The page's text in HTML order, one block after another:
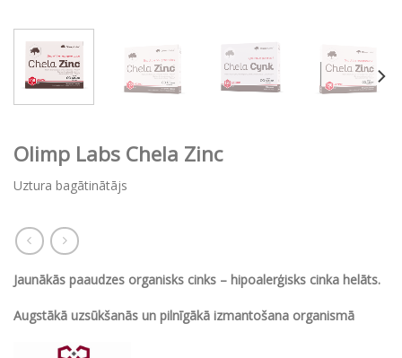
Olimp Labs Chela Zinc
Uztura bagātinātājs
Jaunākās paaudzes organisks cinks – hipoalerģisks cinka helāts.
Augstākā uzsūkšanās un pilnīgākā izmantošana organismā